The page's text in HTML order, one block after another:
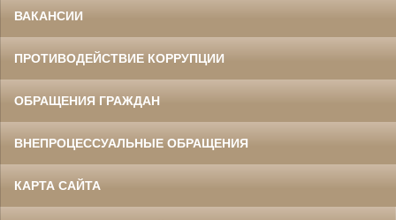
ВАКАНСИИ
ПРОТИВОДЕЙСТВИЕ КОРРУПЦИИ
ОБРАЩЕНИЯ ГРАЖДАН
ВНЕПРОЦЕССУАЛЬНЫЕ ОБРАЩЕНИЯ
КАРТА САЙТА